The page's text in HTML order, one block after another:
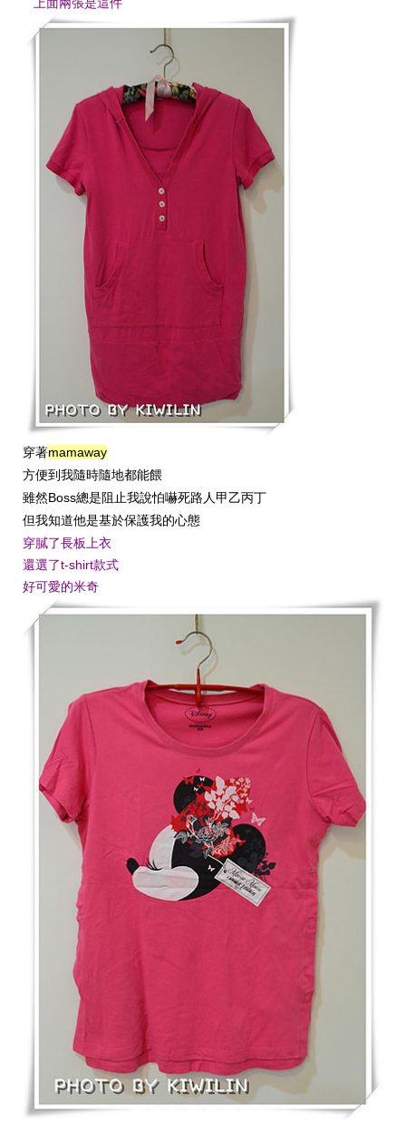
上面兩張是這件
穿著mamaway
方便到我隨時隨地都能餵
雖然Boss總是阻止我說怕嚇死路人甲乙丙丁
但我知道他是基於保護我的心態
穿膩了長板上衣
還選了t-shirt款式
好可愛的米奇